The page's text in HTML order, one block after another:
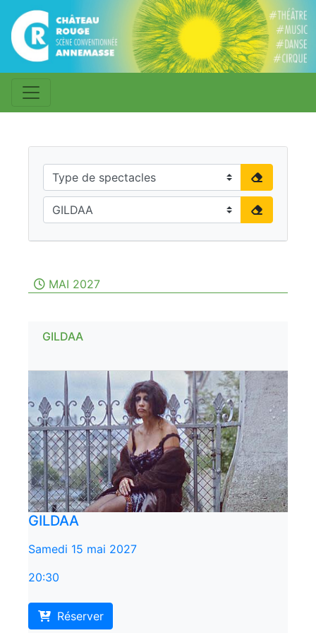
MAI 2027
GILDAA
GILDAA
Samedi 15 mai 2027
20:30
Réserver